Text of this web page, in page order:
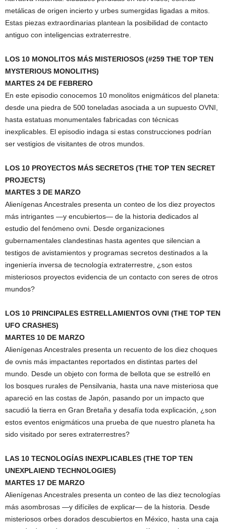
metálicas de origen incierto y urbes sumergidas ligadas a mitos.
Estas piezas extraordinarias plantean la posibilidad de contacto
antiguo con inteligencias extraterrestre.
LOS 10 MONOLITOS MÁS MISTERIOSOS (#259 THE TOP TEN
MYSTERIOUS MONOLITHS)
MARTES 24 DE FEBRERO
En este episodio conocemos 10 monolitos enigmáticos del planeta:
desde una piedra de 500 toneladas asociada a un supuesto OVNI,
hasta estatuas monumentales fabricadas con técnicas
inexplicables. El episodio indaga si estas construcciones podrían
ser vestigios de visitantes de otros mundos.
LOS 10 PROYECTOS MÁS SECRETOS (THE TOP TEN SECRET
PROJECTS)
MARTES 3 DE MARZO
Alienígenas Ancestrales presenta un conteo de los diez proyectos
más intrigantes —y encubiertos— de la historia dedicados al
estudio del fenómeno ovni. Desde organizaciones
gubernamentales clandestinas hasta agentes que silencian a
testigos de avistamientos y programas secretos destinados a la
ingeniería inversa de tecnología extraterrestre, ¿son estos
misteriosos proyectos evidencia de un contacto con seres de otros
mundos?
LOS 10 PRINCIPALES ESTRELLAMIENTOS OVNI (THE TOP TEN
UFO CRASHES)
MARTES 10 DE MARZO
Alienígenas Ancestrales presenta un recuento de los diez choques
de ovnis más impactantes reportados en distintas partes del
mundo. Desde un objeto con forma de bellota que se estrelló en
los bosques rurales de Pensilvania, hasta una nave misteriosa que
apareció en las costas de Japón, pasando por un impacto que
sacudió la tierra en Gran Bretaña y desafía toda explicación, ¿son
estos eventos enigmáticos una prueba de que nuestro planeta ha
sido visitado por seres extraterrestres?
LAS 10 TECNOLOGÍAS INEXPLICABLES (THE TOP TEN
UNEXPLAIEND TECHNOLOGIES)
MARTES 17 DE MARZO
Alienígenas Ancestrales presenta un conteo de las diez tecnologías
más asombrosas —y difíciles de explicar— de la historia. Desde
misteriosos orbes dorados descubiertos en México, hasta una caja